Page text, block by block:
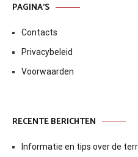
PAGINA’S
Contacts
Privacybeleid
Voorwaarden
RECENTE BERICHTEN
Informatie en tips over de